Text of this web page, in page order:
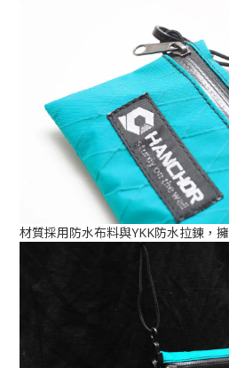
材質採用防水布料與YKK防水拉鍊，